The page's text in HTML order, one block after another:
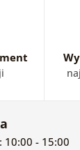
10:00 - 15:00